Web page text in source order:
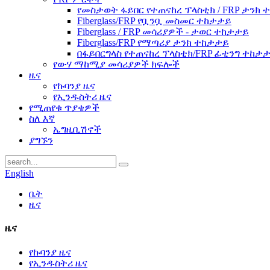
የመስታወት ፋይበር የተጠናከረ ፕላስቲክ / FRP ታንክ
Fiberglass/FRP የቧንቧ መስመር ተከታታይ
Fiberglass / FRP መሳሪያዎች - ታወር ​​ተከታታይ
Fiberglass/FRP የማጣሪያ ታንክ ተከታታይ
በፋይበርግላስ የተጠናከረ ፕላስቲክ/FRP ፊቲንግ
የውሃ ማከሚያ መሳሪያዎች ክፍሎች
ዜና
የኩባንያ ዜና
የኢንዱስትሪ ዜና
የሚጠየቁ ጥያቄዎች
ስለ እኛ
ኤግዚቢሽኖች
ያግኙን
English
ቤት
ዜና
ዜና
የኩባንያ ዜና
የኢንዱስትሪ ዜና